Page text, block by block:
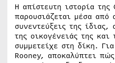
Η απίστευτη ιστορία της
παρουσιάζεται μέσα από
συνεντεύξεις της ίδιας,
της οικογένειάς της και
συμμετείχε στη δίκη.
Rooney, αποκαλύπτει